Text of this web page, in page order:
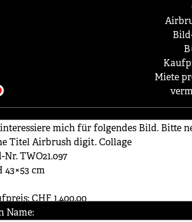
Miete
Name: